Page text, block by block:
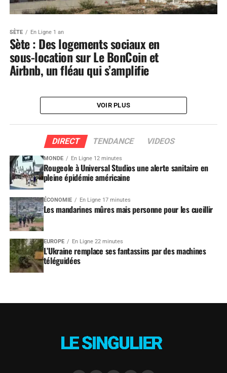
SÈTE En Ligne 1 an
Sète : Des logements sociaux en
sous-location sur Le BonCoin et
Airbnb, un fléau qui s’amplifie
VOIR PLUS
DIRECT TENDANCE VIDEOS
MONDE En Ligne 12 minutes
Rougeole à Universal Studios une alerte sanitaire en
pleine épidémie américaine
ÉCONOMIE En Ligne 17 minutes
Les mandarines mûres mais personne pour les cueillir
EUROPE En Ligne 22 minutes
L’Ukraine remplace ses fantassins par des machines
téléguidées